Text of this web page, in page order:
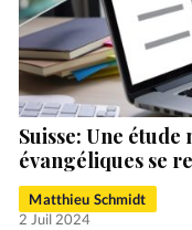
Suisse: Une
évangéliques se
Matthieu Schmidt
2 Juil 2024